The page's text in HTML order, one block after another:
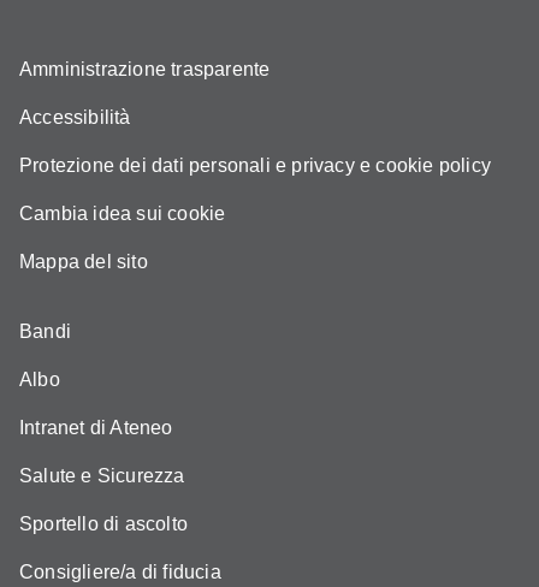
Amministrazione trasparente
Accessibilità
Protezione dei dati personali e privacy e cookie policy
Cambia idea sui cookie
Mappa del sito
Bandi
Albo
Intranet di Ateneo
Salute e Sicurezza
Sportello di ascolto
Consigliere/a di fiducia